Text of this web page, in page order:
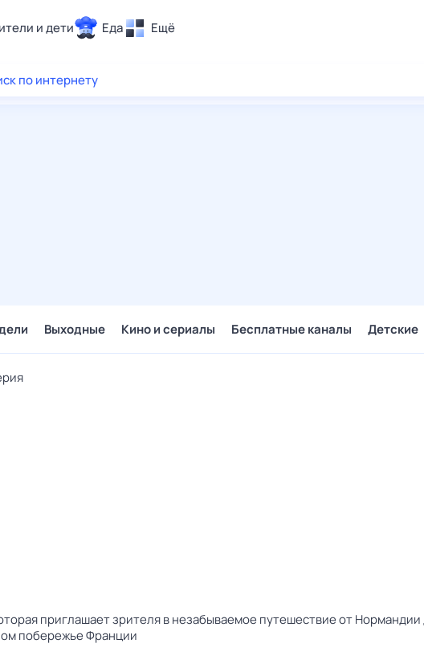
и дети Еда Ещё
Здоровье
по интернету
Выходные Кино и сериалы Бесплатные каналы Детские
приглашает зрителя в незабываемое путешествие от
побережье Франции